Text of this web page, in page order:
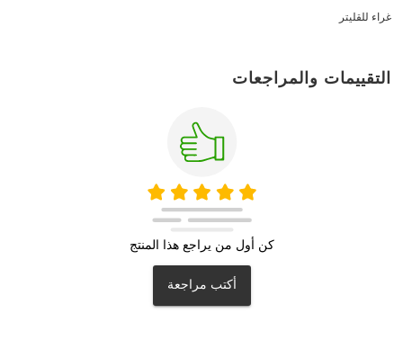
غراء للقليتر
التقييمات والمراجعات
كن أول من يراجع هذا المنتج
أكتب مراجعة